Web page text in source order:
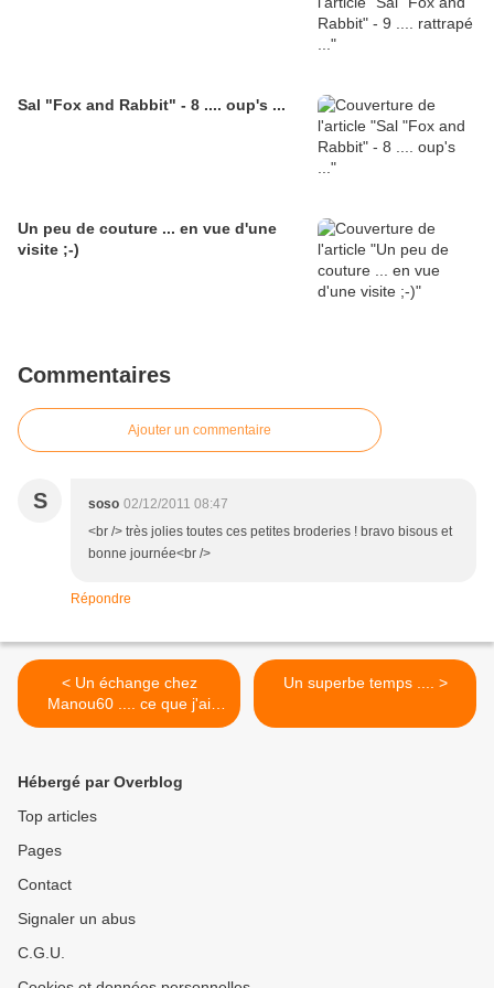
Sal "Fox and Rabbit" - 8 .... oup's ...
Un peu de couture ... en vue d'une
visite ;-)
Commentaires
Ajouter un commentaire
S soso 02/12/2011 08:47
<br /> très jolies toutes ces petites broderies ! bravo bisous et
bonne journée<br />
Répondre
< Un échange chez
Manou60 .... ce que j'ai
envoyé ... !!!!!
Un superbe temps .... >
Hébergé par Overblog
Top articles
Pages
Contact
Signaler un abus
C.G.U.